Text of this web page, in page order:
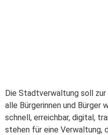
Die Stadtverwaltung soll
alle Bürgerinnen und
schnell, erreichbar, digital,
stehen für eine Verwaltung,